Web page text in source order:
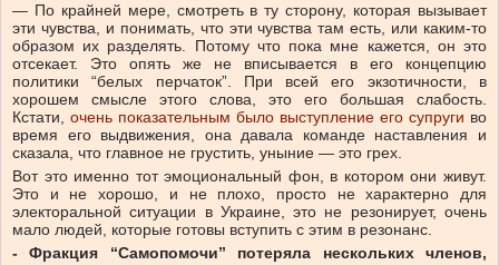
— По крайней мере, смотреть в ту сторону, которая вызывает
эти чувства, и понимать, что эти чувства там есть, или каким-то
образом их разделять. Потому что пока мне кажется, он это
отсекает. Это опять же не вписывается в его концепцию
политики “белых перчаток”. При всей его экзотичности, в
хорошем смысле этого слова, это его большая слабость.
Кстати, очень показательным было выступление его супруги во
время его выдвижения, она давала команде наставления и
сказала, что главное не грустить, уныние — это грех.
Вот это именно тот эмоциональный фон, в котором они живут.
Это и не хорошо, и не плохо, просто не характерно для
электоральной ситуации в Украине, это не резонирует, очень
мало людей, которые готовы вступить с этим в резонанс.
- Фракция “Самопомочи” потеряла нескольких членов,